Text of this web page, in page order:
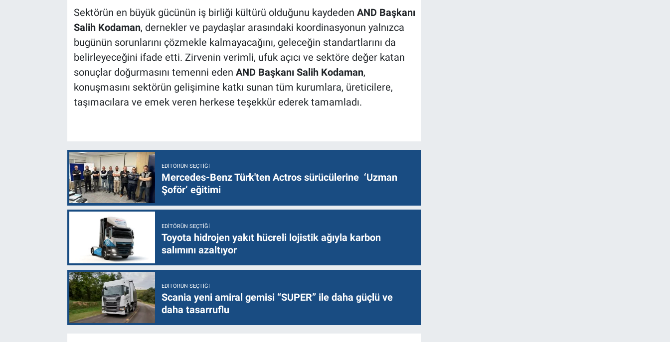
Sektörün en büyük gücünün iş birliği kültürü olduğunu kaydeden AND Başkanı
Salih Kodaman, dernekler ve paydaşlar arasındaki koordinasyonun yalnızca
bugünün sorunlarını çözmekle kalmayacağını, geleceğin standartlarını da
belirleyeceğini ifade etti. Zirvenin verimli, ufuk açıcı ve sektöre değer katan
sonuçlar doğurmasını temenni eden AND Başkanı Salih Kodaman,
konuşmasını sektörün gelişimine katkı sunan tüm kurumlara, üreticilere,
taşımacılara ve emek veren herkese teşekkür ederek tamamladı.
EDITÖRÜN SEÇTIĞI
Mercedes-Benz Türk'ten Actros sürücülerine ‘Uzman
Şoför’ eğitimi
EDITÖRÜN SEÇTIĞI
Toyota hidrojen yakıt hücreli lojistik ağıyla karbon
salımını azaltıyor
EDITÖRÜN SEÇTIĞI
Scania yeni amiral gemisi “SUPER” ile daha güçlü ve
daha tasarruflu